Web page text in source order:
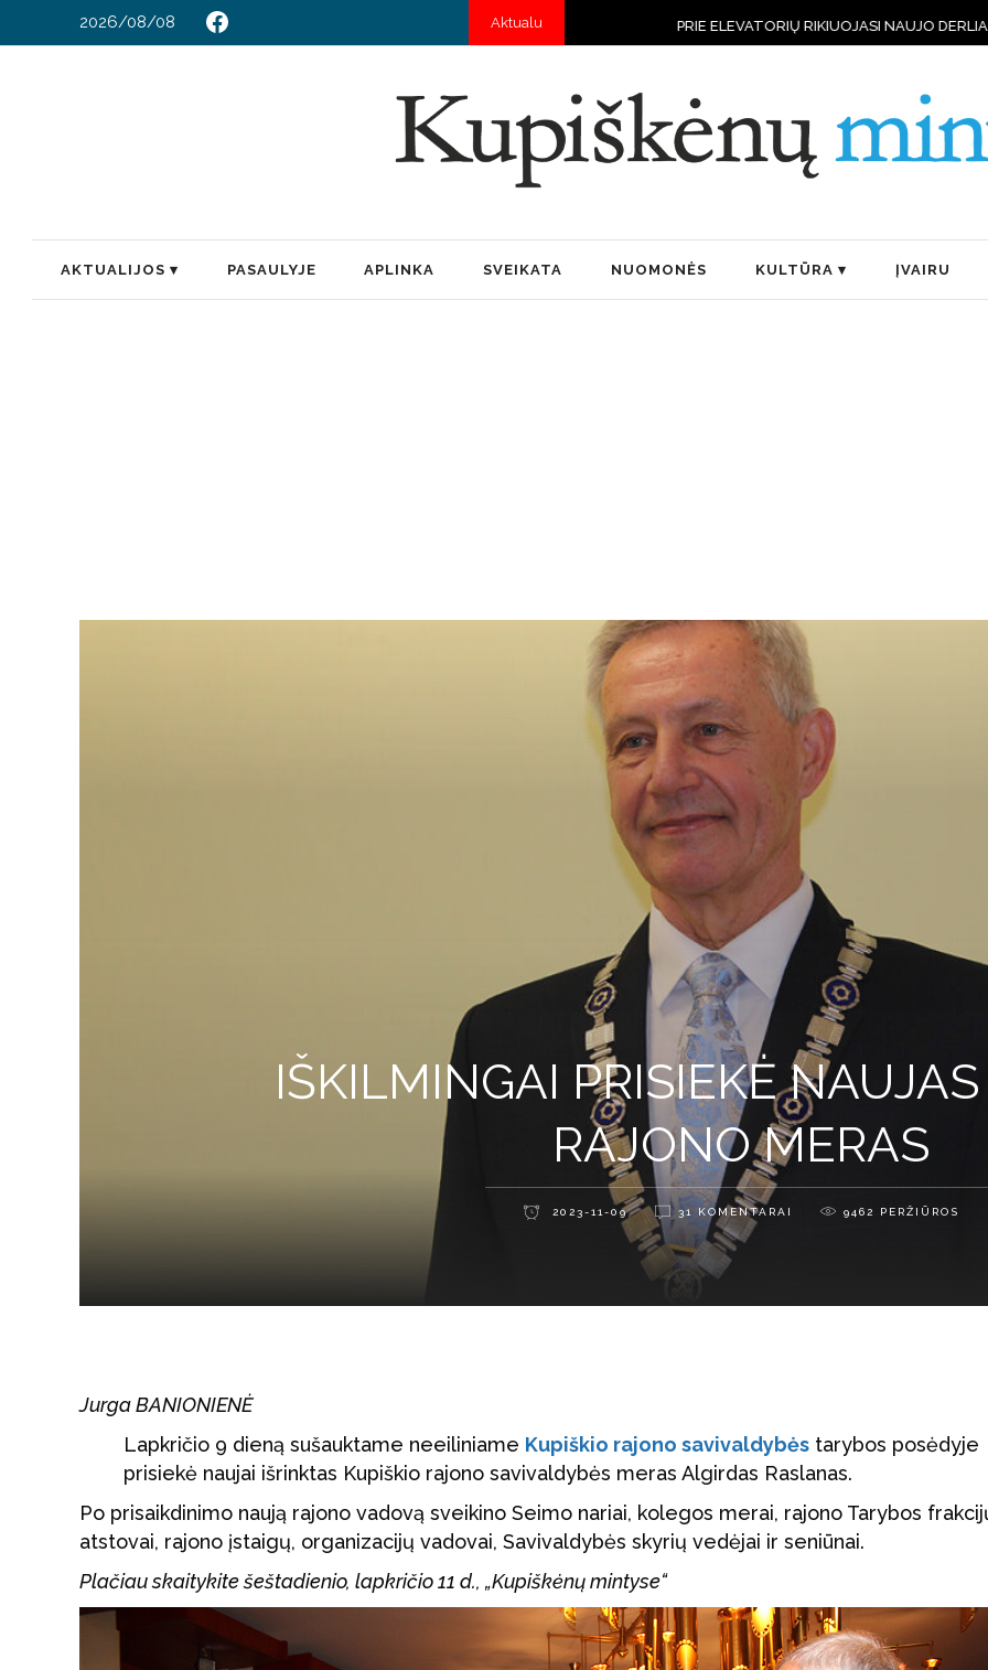
2026/08/08 Aktualu
PRIE ELEVATORIŲ RIKIUOJASI NAUJO DERLIAUS VILKSTINĖS „BOČIUPIS“ –
AKTUALIJOS PASAULYJE APLINKA SVEIKATA NUOMONĖS KULTŪRA ĮVAIRU
IŠKILMINGAI PRISIEKĖ
RAJONO MERAS
2023-11-09 31 KOMENTARAI 9462 PERŽIŪROS
Jurga BANIONIENĖ
Lapkričio 9 dieną sušauktame neeiliniame Kupiškio rajono savivaldybės tarybos posėdyje
prisiekė naujai išrinktas Kupiškio rajono savivaldybės meras Algirdas Raslanas.
Po prisaikdinimo naują rajono vadovą sveikino Seimo nariai, kolegos merai, rajono Tarybos
atstovai, rajono įstaigų, organizacijų vadovai, Savivaldybės skyrių vedėjai ir seniūnai.
Plačiau skaitykite šeštadienio, lapkričio 11 d., „Kupiškėnų mintyse“